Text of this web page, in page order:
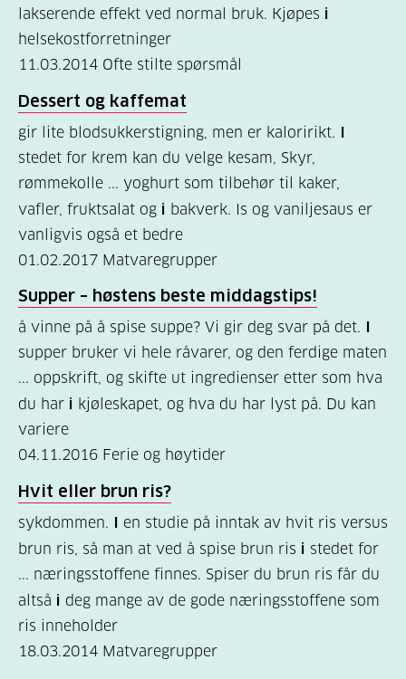
Kosthold
og
(690)
Om
(302)
Tilbud
til
deg
(195)
For
helsepersonell
(157)
Felles
innhold
(59)
Diabetes
type
1
(43)
lakserende effekt ved normal bruk. Kjøpes i
helsekostforretninger
11.03.2014 Ofte stilte spørsmål
Dessert og kaffemat
gir lite blodsukkerstigning, men er kaloririkt. I
stedet for krem kan du velge kesam, Skyr,
rømmekolle ... yoghurt som tilbehør til kaker,
vafler, fruktsalat og i bakverk. Is og vaniljesaus er
vanligvis også et bedre
01.02.2017 Matvaregrupper
Supper – høstens beste middagstips!
å vinne på å spise suppe? Vi gir deg svar på det. I
supper bruker vi hele råvarer, og den ferdige maten
... oppskrift, og skifte ut ingredienser etter som hva
du har i kjøleskapet, og hva du har lyst på. Du kan
variere
04.11.2016 Ferie og høytider
Hvit eller brun ris?
sykdommen. I en studie på inntak av hvit ris versus
brun ris, så man at ved å spise brun ris i stedet for
... næringsstoffene finnes. Spiser du brun ris får du
altså i deg mange av de gode næringsstoffene som
ris inneholder
18.03.2014 Matvaregrupper